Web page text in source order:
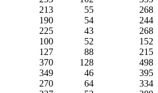
213 55
268
190 54
244
225 43
268
100 52
152
127 88
215
370 128
498
349 46
395
270 64
334